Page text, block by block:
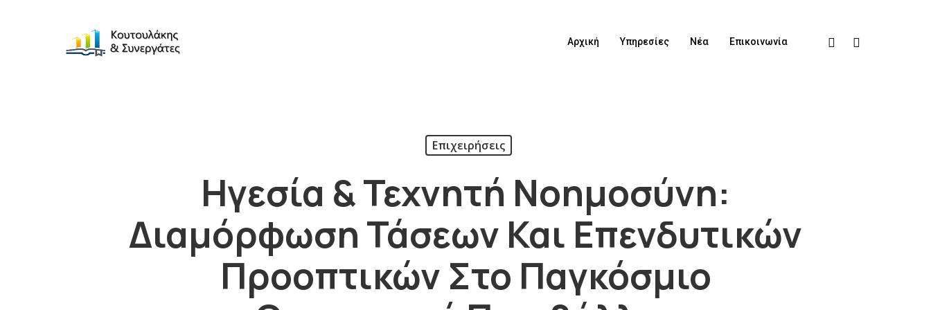
Αρχική Υπηρεσίες Νέα Επικοινωνία
Επιχειρήσεις
Ηγεσία & Τεχνητή Νοημοσύνη:
Διαμόρφωση Τάσεων Και Επενδυτικών
Προοπτικών Στο Παγκόσμιο